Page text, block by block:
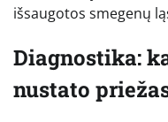
išsaugotos smegenų
Diagnostika:
nustato